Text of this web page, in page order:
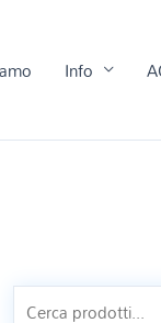
Info